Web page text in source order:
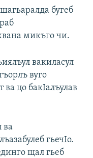
бугеб
микъго чи.
вакиласул
вуго
ва цо бакIалъулав
ва
гьечIо.
щал гьеб